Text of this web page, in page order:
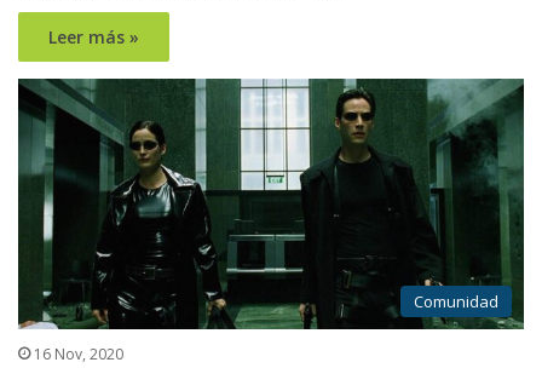
Leer más »
Comunidad
16 Nov, 2020